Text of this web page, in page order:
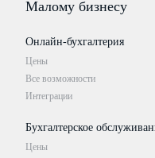
Малому бизнесу
Онлайн-бухгалтерия
Цены
Все возможности
Интеграции
Бухгалтерское
Цены